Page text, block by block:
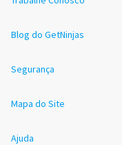
Blog do GetNinjas
Segurança
Mapa do Site
Ajuda